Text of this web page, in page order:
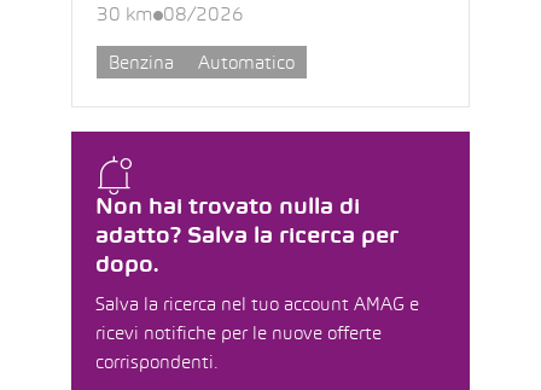
Non hai trovato nulla di
adatto? Salva la ricerca per
dopo.
Salva la ricerca nel tuo account AMAG e
ricevi notifiche per le nuove offerte
corrispondenti.
30 km 08/2026
Benzina Automatico